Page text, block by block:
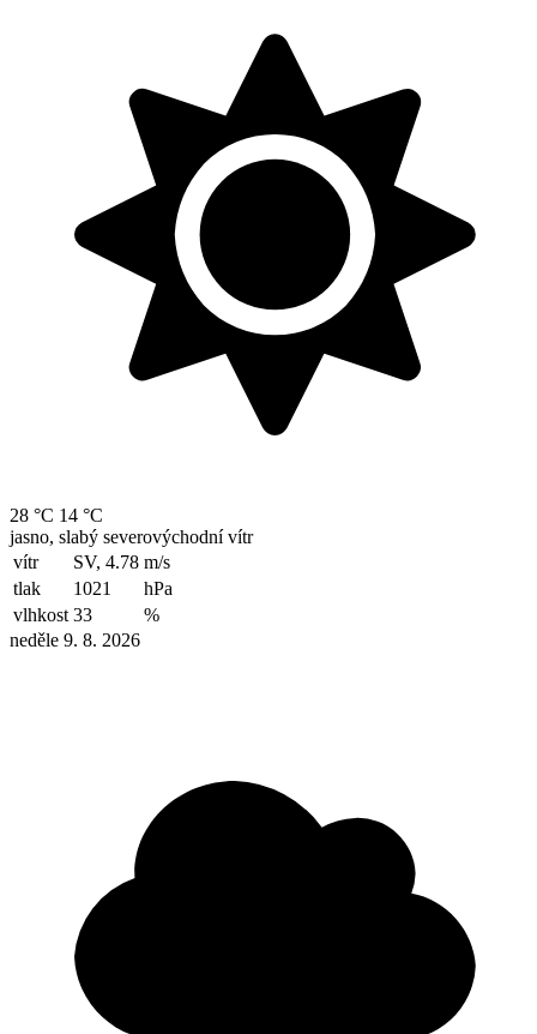
28 °C 14 °C
jasno, slabý severovýchodní vítr
vítr
SV, 4.78 m/s
tlak
1021
hPa
vlhkost 33
%
neděle 9. 8. 2026